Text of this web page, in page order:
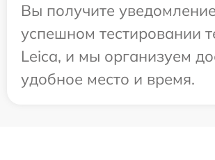
Вы получите
успешном тестировании
Leica, и мы организуем
удобное место и время.